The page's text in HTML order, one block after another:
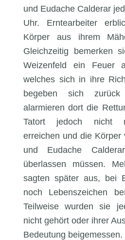
und Eudache Calderar
Uhr. Erntearbeiter
Körper aus ihrem
Gleichzeitig bemerken
Weizenfeld ein Feuer
welches sich in ihre
begeben sich
alarmieren dort die
Tatort jedoch nicht
erreichen und die Körper
und Eudache
überlassen müssen.
sagten später aus, bei
noch Lebenszeichen
Teilweise wurden sie
nicht gehört oder ihrer
Bedeutung beigemessen.